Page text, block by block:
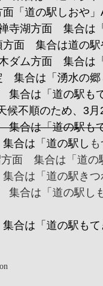
「道の駅しおや
寺湖方面 集合は
方面 集合は道の駅
ダム方面 集合は
集合は「湧水の郷
合は「道の駅も
候不順のため、3
合は「道の駅も
合は「道の駅し
面 集合は「道の
合は「道の駅きつ
合は「道の駅し
合は「道の駅もて